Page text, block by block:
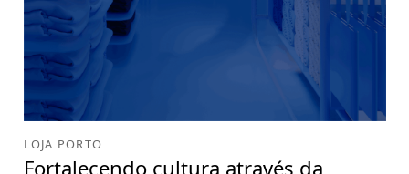
LOJA PORTO
Fortalecendo cultura através da